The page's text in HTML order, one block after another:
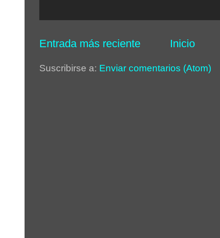
Entrada más reciente Inicio
Suscribirse a: Enviar comentarios (Atom)